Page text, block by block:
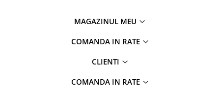
MAGAZINUL MEU
COMANDA IN RATE
CLIENTI
COMANDA IN RATE